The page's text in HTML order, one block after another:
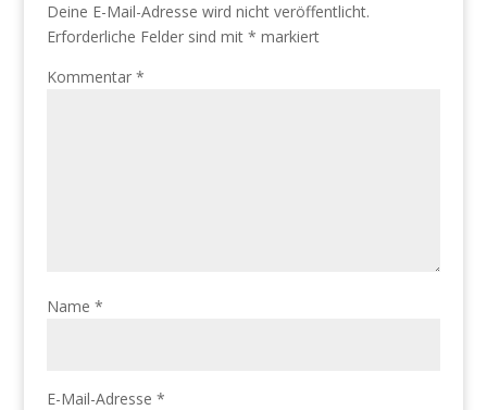
Deine E-Mail-Adresse wird nicht veröffentlicht.
Erforderliche Felder sind mit * markiert
Kommentar *
Name *
E-Mail-Adresse *